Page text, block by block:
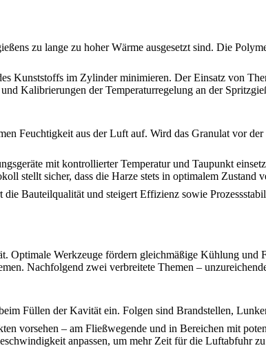
zu lange zu hoher Wärme ausgesetzt sind. Die
Kunststoffs im Zylinder minimieren. Der Einsatz von
Kalibrierungen der Temperaturregelung an der
Feuchtigkeit aus der Luft auf. Wird das Granulat vor
mit kontrollierter Temperatur und Taupunkt
stellt sicher, dass die Harze stets in optimalem Zustand
Bauteilqualität und steigert Effizienz sowie
Werkzeuge fördern gleichmäßige Kühlung und
Nachfolgend zwei verbreitete Themen –
Füllen der Kavität ein. Folgen sind Brandstellen,
vorsehen – am Fließwegende und in Bereichen mit
anpassen, um mehr Zeit für die Luftabfuhr